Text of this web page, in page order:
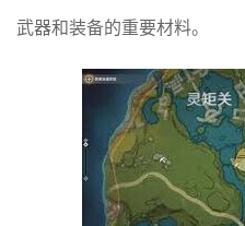
武器和装备的重要材料。